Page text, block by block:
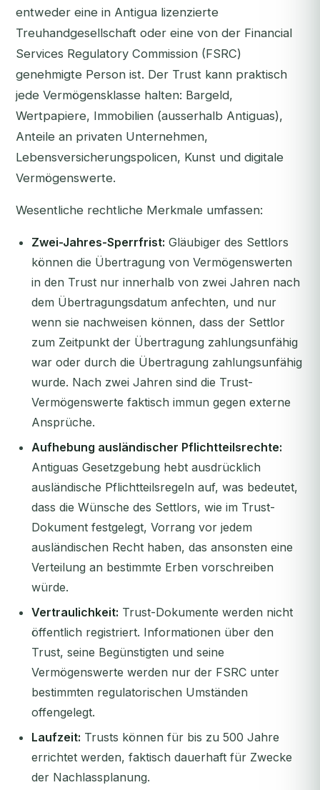
entweder eine in Antigua lizenzierte
Treuhandgesellschaft oder eine von der Financial
Services Regulatory Commission (FSRC)
genehmigte Person ist. Der Trust kann praktisch
jede Vermögensklasse halten: Bargeld,
Wertpapiere, Immobilien (ausserhalb Antiguas),
Anteile an privaten Unternehmen,
Lebensversicherungspolicen, Kunst und digitale
Vermögenswerte.
Wesentliche rechtliche Merkmale umfassen:
Zwei-Jahres-Sperrfrist: Gläubiger des Settlors
können die Übertragung von Vermögenswerten
in den Trust nur innerhalb von zwei Jahren nach
dem Übertragungsdatum anfechten, und nur
wenn sie nachweisen können, dass der Settlor
zum Zeitpunkt der Übertragung zahlungsunfähig
war oder durch die Übertragung zahlungsunfähig
wurde. Nach zwei Jahren sind die Trust-
Vermögenswerte faktisch immun gegen externe
Ansprüche.
Aufhebung ausländischer Pflichtteilsrechte:
Antiguas Gesetzgebung hebt ausdrücklich
ausländische Pflichtteilsregeln auf, was bedeutet,
dass die Wünsche des Settlors, wie im Trust-
Dokument festgelegt, Vorrang vor jedem
ausländischen Recht haben, das ansonsten eine
Verteilung an bestimmte Erben vorschreiben
würde.
Vertraulichkeit: Trust-Dokumente werden nicht
öffentlich registriert. Informationen über den
Trust, seine Begünstigten und seine
Vermögenswerte werden nur der FSRC unter
bestimmten regulatorischen Umständen
offengelegt.
Laufzeit: Trusts können für bis zu 500 Jahre
errichtet werden, faktisch dauerhaft für Zwecke
der Nachlassplanung.